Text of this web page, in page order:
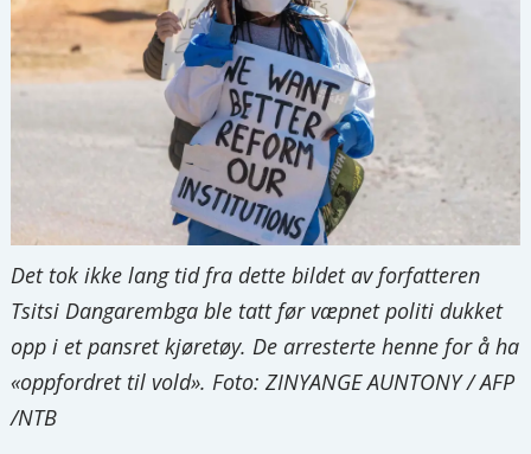
Det tok ikke lang tid fra dette bildet av forfatteren
Tsitsi Dangarembga ble tatt før væpnet politi dukket
opp i et pansret kjøretøy. De arresterte henne for å ha
«oppfordret til vold». Foto: ZINYANGE AUNTONY / AFP
/NTB